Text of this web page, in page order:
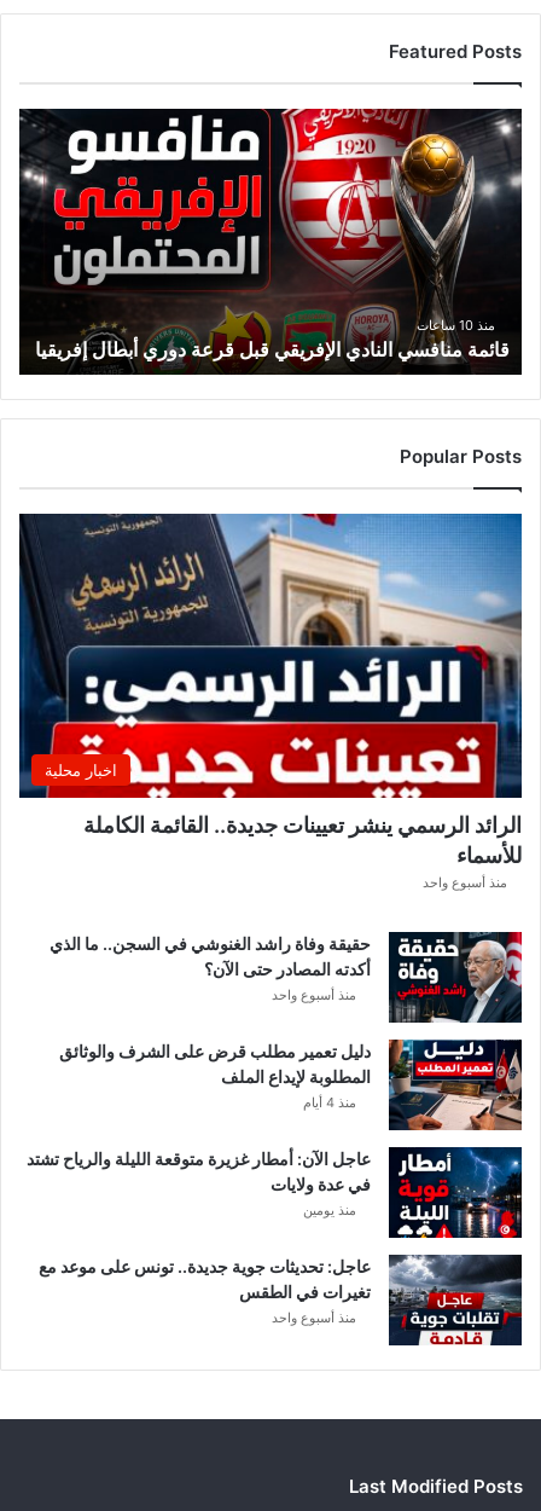
Featured Posts
ق
ئ
م
س
ي
ا
ل
ن
ي
ف
ر
ي
ق
ي
ق
ب
ق
ر
د
و
ر
ي
أ
ب
ط
ا
ل
إ
ف
ر
ي
ي
ا
منذ 10 ساعات
قائمة منافسي النادي الإفريقي قبل قرعة دوري أبطال إفريقيا
Popular Posts
اخبار محلية
الرائد الرسمي ينشر تعيينات جديدة.. القائمة الكاملة
للأسماء
منذ أسبوع واحد
حقيقة وفاة راشد الغنوشي في السجن.. ما الذي
أكدته المصادر حتى الآن؟
منذ أسبوع واحد
دليل تعمير مطلب قرض على الشرف والوثائق
المطلوبة لإيداع الملف
منذ 4 أيام
عاجل الآن: أمطار غزيرة متوقعة الليلة والرياح تشتد
في عدة ولايات
منذ يومين
عاجل: تحديثات جوية جديدة.. تونس على موعد مع
تغيرات في الطقس
منذ أسبوع واحد
Last Modified Posts